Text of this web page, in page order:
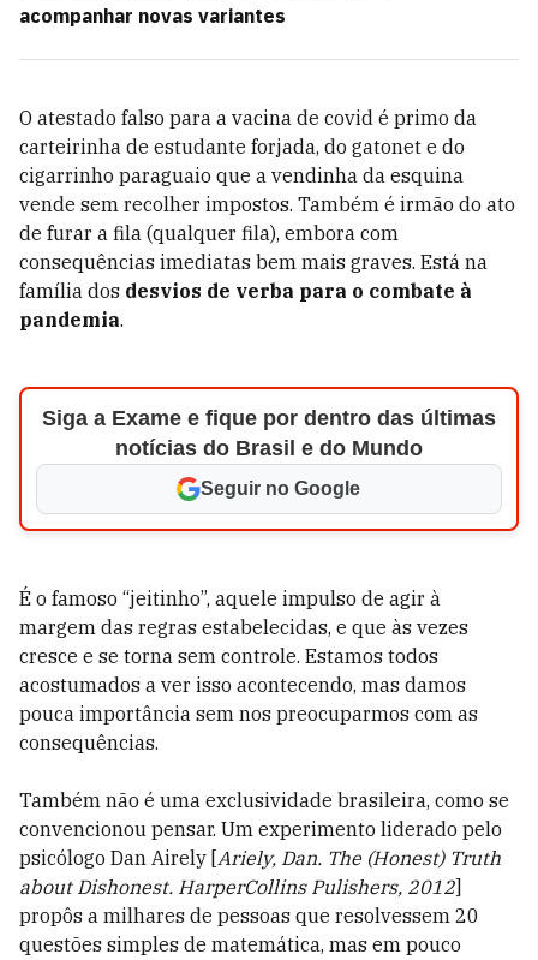
acompanhar novas variantes
O atestado falso para a vacina de covid é primo da
carteirinha de estudante forjada, do gatonet e do
cigarrinho paraguaio que a vendinha da esquina
vende sem recolher impostos. Também é irmão do ato
de furar a fila (qualquer fila), embora com
consequências imediatas bem mais graves. Está na
família dos desvios de verba para o combate à
pandemia.
Siga a Exame e fique por dentro das últimas
notícias do Brasil e do Mundo
Seguir no Google
É o famoso “jeitinho”, aquele impulso de agir à
margem das regras estabelecidas, e que às vezes
cresce e se torna sem controle. Estamos todos
acostumados a ver isso acontecendo, mas damos
pouca importância sem nos preocuparmos com as
consequências.
Também não é uma exclusividade brasileira, como se
convencionou pensar. Um experimento liderado pelo
psicólogo Dan Airely [Ariely, Dan. The (Honest) Truth
about Dishonest. HarperCollins Pulishers, 2012]
propôs a milhares de pessoas que resolvessem 20
questões simples de matemática, mas em pouco